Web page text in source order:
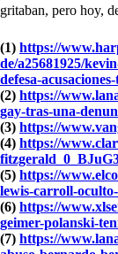
gritaban, pero hoy,
(1) https://
de/a25681925/
defesa-
(2) https://
gay-tras-una-
(3) https://
(4) https://
(5) https://
lewis-carroll-
(6) https://
geimer-polanski-
(7) https://